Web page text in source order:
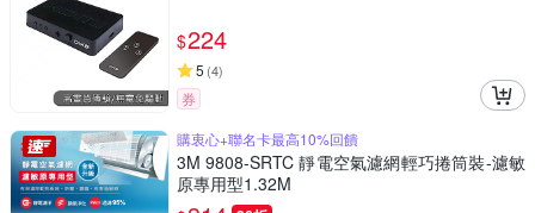
$224
5 (4)
券
購衷心+聯名卡最高10%回饋
3M 9808-SRTC 靜電空氣濾網輕巧捲筒裝-濾敏
原專用型1.32M